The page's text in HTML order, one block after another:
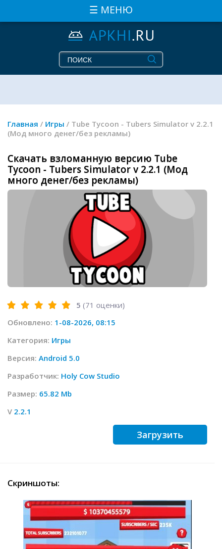
☰ МЕНЮ
Главная / Игры / Tube Tycoon - Tubers Simulator v 2.2.1
(Мод много денег/без рекламы)
Скачать взломанную версию Tube
Tycoon - Tubers Simulator v 2.2.1 (Мод
много денег/без рекламы)
5 (71 оценки)
Обновлено: 1-08-2026, 08:15
Категория: Игры
Версия: Android 5.0
Разработчик: Holy Cow Studio
Размер: 65.82 Mb
V 2.2.1
Загрузить
Скриншоты: